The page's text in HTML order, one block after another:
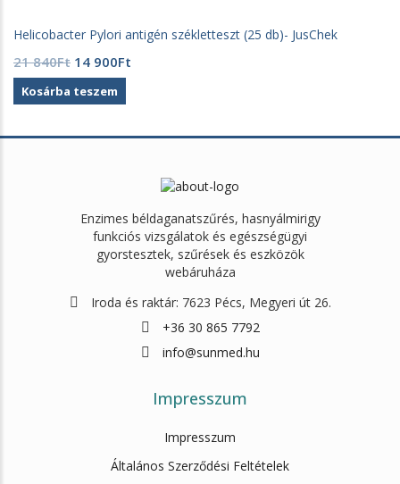
Helicobacter Pylori antigén székletteszt (25 db)- JusChek
21 840Ft Original
price
was:
840Ft.
14 900Ft
900Ft.
Kosárba teszem
Enzimes béldaganatszűrés, hasnyálmirigy
funkciós vizsgálatok és egészségügyi
gyorstesztek, szűrések és eszközök
webáruháza
Iroda és raktár: 7623 Pécs, Megyeri út 26.
+36 30 865 7792
info@sunmed.hu
Impresszum
Impresszum
Általános Szerződési Feltételek